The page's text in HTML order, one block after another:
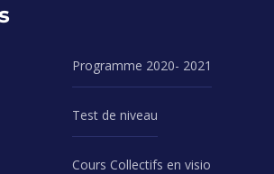
Programme 2020- 2021
Test de niveau
Cours Collectifs en visio